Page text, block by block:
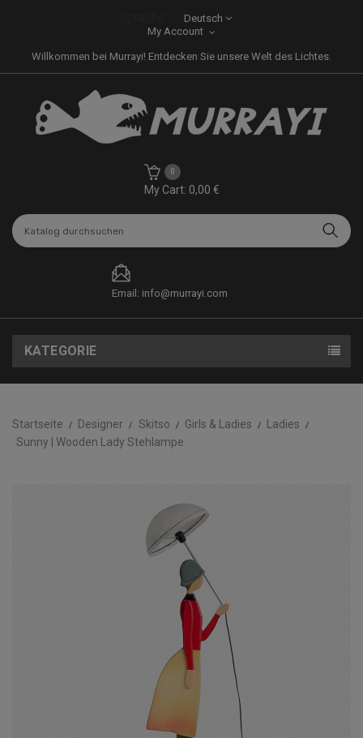
Deutsch
My Account
Willkommen bei Murrayi! Entdecken Sie unsere Welt des Lichtes.
My Cart: 0,00 €
0
Email: info@murrayi.com
KATEGORIE
Startseite Designer Skitso Girls & Ladies
Ladies
Sunny | Wooden Lady Stehlampe